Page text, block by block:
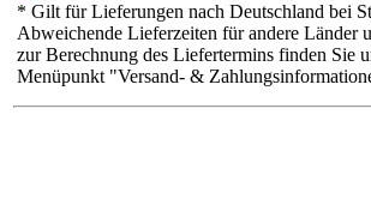
* Gilt für Lieferungen nach Deutschland bei
Abweichende Lieferzeiten für andere Länder
zur Berechnung des Liefertermins finden Sie
Menüpunkt "Versand- &